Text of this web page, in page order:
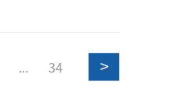
... 34 >